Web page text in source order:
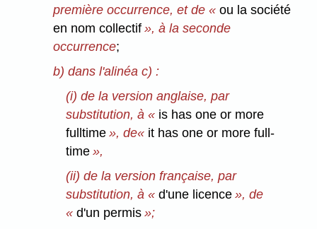
première occurrence, et de «ou la société
en nom collectif », à la seconde
occurrence;
b) dans l'alinéa c) :
(i) de la version anglaise, par
substitution, à « is has one or more
fulltime», de« it has one or more full-
time»,
(ii) de la version française, par
substitution, à « d'une licence», de
« d'un permis»;